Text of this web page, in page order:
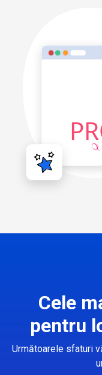
Cele
pentru
Următoarele sfaturi